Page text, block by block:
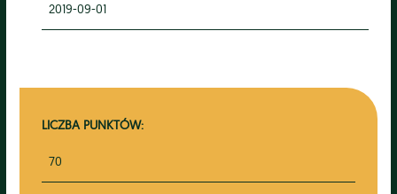
2019-09-01
LICZBA PUNKTÓW:
70